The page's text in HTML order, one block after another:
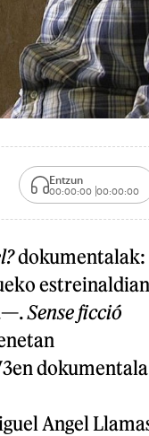
Entzun
00:00:00 00:00:00
dokumentalak:
Sense ficció
Angel